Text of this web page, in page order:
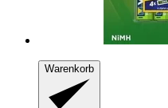
Warenkorb